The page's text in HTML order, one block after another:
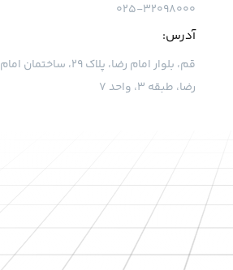
۰۲۵-۳۲۰۹۸۰۰۰
آدرس:
قم، بلوار امام رضا، پلاک ۲۹، ساختمان امام
رضا، طبقه ۳، واحد ۷